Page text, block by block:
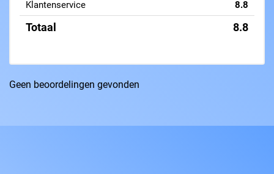
Klantenservice
8.8
Totaal 8.8
Geen beoordelingen gevonden